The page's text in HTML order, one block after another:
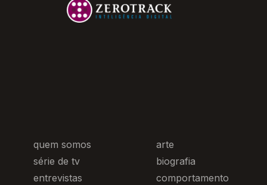
quem somos
série de tv
entrevistas
arte
biografia
comportamento